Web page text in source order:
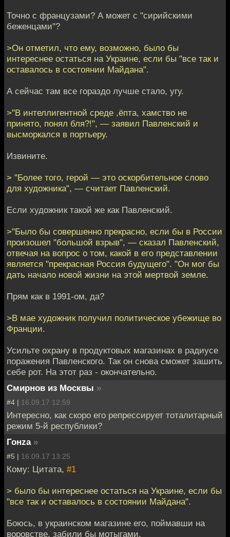
Точно с французами? А может с "сирийскими
беженцами"?
>Он отметил, что ему, возможно, было бы
интереснее остаться на Украине, если бы "все так и
оставалось в состоянии Майдана".
А сейчас там все гораздо лучше стало, угу.
>"В интеллигентной среде ,ёпта, хамство не
принято, понял бля?!", — заявил Павленский и
высморкался в портьеру.
Извините.
> "Более того, герой — это оскорбительное слово
для художника", — считает Павленский.
Если художник такой же как Павленский.
>"Было бы совершенно прекрасно, если бы в России
произошел "большой взрыв", — сказал Павленский,
отвечая на вопрос о том, какой в его представлении
является "прекрасная Россия будущего". "Он мог бы
дать начало новой жизни на этой мертвой земле.
Прям как в 1991-ом, да?
>В мае художник получил политическое убежище во
Франции.
Усильте охрану в продуктовых магазинах в радиусе
поражения Павленского. Так он снова сможет зашить
себе рот. На этот раз - окончательно.
Смирнов из Москвы »
#4 | 16.09.17 12:59
Интересно, как скоро его репрессирует тоталитарный
режим 5-й республики?
Гонzа »
#5 | 16.09.17 13:25
Кому: Цитата, #1
> было бы интереснее остаться на Украине, если бы
"все так и оставалось в состоянии Майдана".
Боюсь, в украинском магазине его, поймавши на
воровстве, забили бы мотыгами.